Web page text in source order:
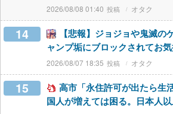
2026/08/08 01:40 オタク
14
【悲報】ジョジョや鬼滅
ャンプ垢にブロックされてお
2026/08/07 18:35 オタク
15
高市「永住許可が出たら生
国人が増えては困る。日本人